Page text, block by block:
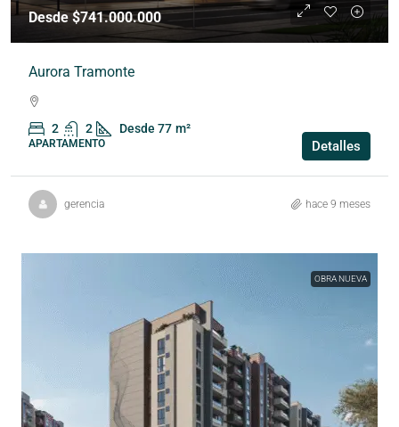
Desde $741.000.000
Aurora Tramonte
2 2 Desde 77 m²
APARTAMENTO Detalles
gerencia hace 9 meses
OBRA NUEVA